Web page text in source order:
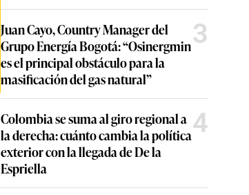
Juan Cayo, Country Manager del
Grupo Energía Bogotá: “Osinergmin
es el principal obstáculo para la
masificación del gas natural”
3
Colombia se suma al giro regional a
la derecha: cuánto cambia la política
exterior con la llegada de De la
Espriella
4